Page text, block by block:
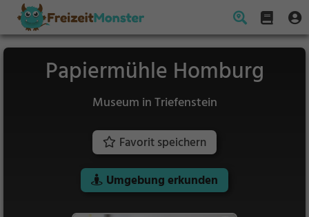
Papiermühle Homburg
Museum in Triefenstein
Favorit speichern
Umgebung erkunden